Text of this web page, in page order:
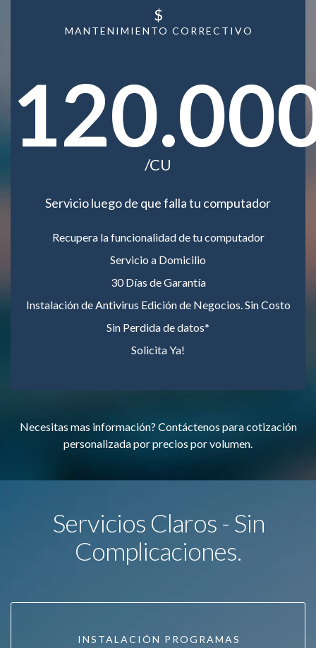
MANTENIMIENTO CORRECTIVO
$
/CU
Servicio luego de que falla tu computador
Recupera la funcionalidad de tu computador
Servicio a Domicilio
30 Días de Garantía
Instalación de Antivirus Edición de Negocios. Sin Costo
Sin Perdida de datos*
Solicita Ya!
Necesitas mas información? Contáctenos para cotización
personalizada por precios por volumen.
Servicios Claros - Sin
Complicaciones.
INSTALACIÓN PROGRAMAS